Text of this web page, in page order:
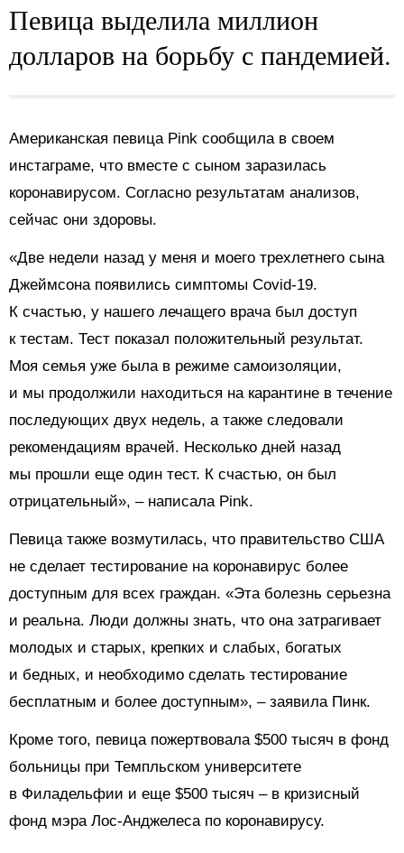
Певица выделила миллион
долларов на борьбу с пандемией.
Американская певица Pink сообщила в своем
инстаграме, что вместе с сыном заразилась
коронавирусом. Согласно результатам анализов,
сейчас они здоровы.
«Две недели назад у меня и моего трехлетнего сына
Джеймсона появились симптомы Covid-19.
К счастью, у нашего лечащего врача был доступ
к тестам. Тест показал положительный результат.
Моя семья уже была в режиме самоизоляции,
и мы продолжили находиться на карантине в течение
последующих двух недель, а также следовали
рекомендациям врачей. Несколько дней назад
мы прошли еще один тест. К счастью, он был
отрицательный», – написала Pink.
Певица также возмутилась, что правительство США
не сделает тестирование на коронавирус более
доступным для всех граждан. «Эта болезнь серьезна
и реальна. Люди должны знать, что она затрагивает
молодых и старых, крепких и слабых, богатых
и бедных, и необходимо сделать тестирование
бесплатным и более доступным», – заявила Пинк.
Кроме того, певица пожертвовала $500 тысяч в фонд
больницы при Темпльском университете
в Филадельфии и еще $500 тысяч – в кризисный
фонд мэра Лос-Анджелеса по коронавирусу.